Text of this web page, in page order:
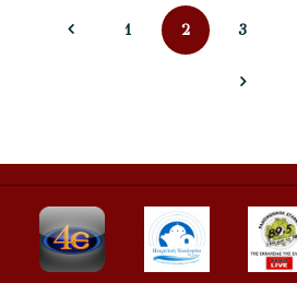
Σελιδοποίηση
PAGE
1 PAGE
2 3